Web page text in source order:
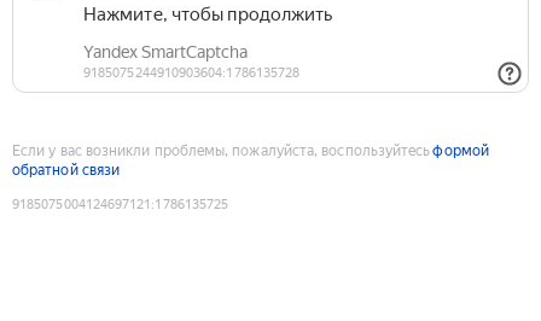
Если у вас возникли проблемы, пожалуйста, воспользуйтесьформой
обратной связи
9185075004124697121 :1786135725